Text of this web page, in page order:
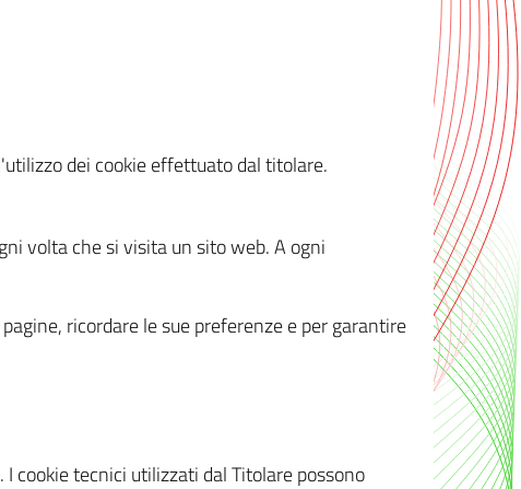
dei cookie effettuato dal titolare.
volta che si visita un sito web. A ogni
ricordare le sue preferenze e per garantire
cookie tecnici utilizzati dal Titolare possono